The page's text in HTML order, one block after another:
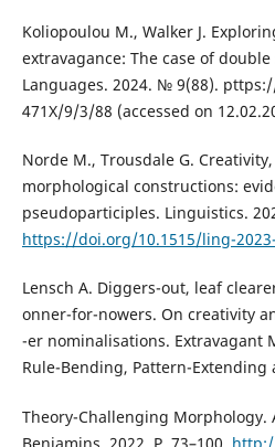
Koliopoulou M., Walker J.
extravagance: The case of
Languages. 2024. № 9(88).
471X/9/3/88 (accessed on
Norde M., Trousdale G.
morphological constructions:
pseudoparticiples. Linguistics.
https://doi.org/10.1515/ling-
Lensch A. Diggers-out, leaf
onner-for-nowers. On creativity
-er nominalisations. Extravagant
Rule-Bending, Pattern-Extending
Theory-Challenging Morphology.
Benjamins, 2022. P. 73–100.